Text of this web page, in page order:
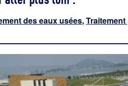
des eaux usées,